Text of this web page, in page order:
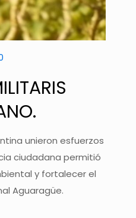
unieron esfuerzos
ciudadana permitió
y fortalecer el
Aguaragüe.